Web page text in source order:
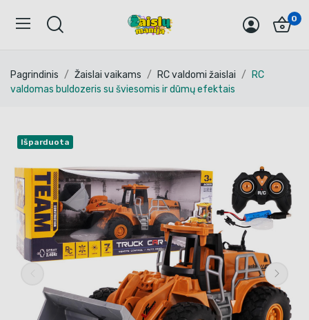
0
Pagrindinis Žaislai vaikams RC valdomi žaislai
RC
valdomas buldozeris su šviesomis ir dūmų efektais
Išparduota